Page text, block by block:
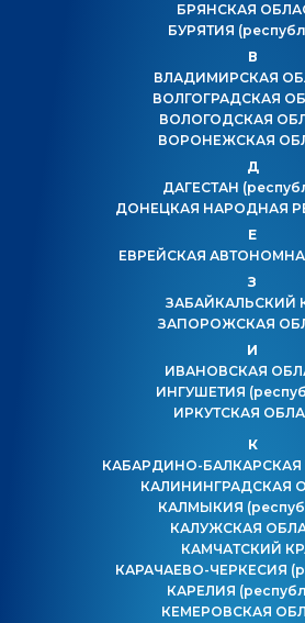
БРЯНСКАЯ
БУРЯТИЯ
В
ВЛАДИМИРСКАЯ
ВОЛГОГРАДСКАЯ
ВОЛОГОДСКАЯ
ВОРОНЕЖСКАЯ
Д
ДАГЕСТАН
ДОНЕЦКАЯ НАРОДНАЯ
Е
ЕВРЕЙСКАЯ
З
ЗАБАЙКАЛЬСКИЙ
ЗАПОРОЖСКАЯ
И
ИВАНОВСКАЯ
ИНГУШЕТИЯ
ИРКУТСКАЯ
К
КАБАРДИНО-БАЛКАРСКАЯ
КАЛИНИНГРАДСКАЯ
КАЛМЫКИЯ
КАЛУЖСКАЯ
КАМЧАТСКИЙ
КАРАЧАЕВО-ЧЕРКЕСИЯ
КАРЕЛИЯ
КЕМЕРОВСКАЯ